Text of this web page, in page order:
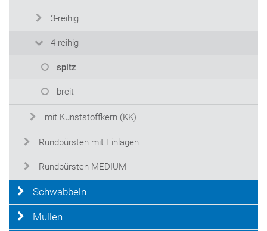
3-reihig
4-reihig
spitz
breit
mit Kunststoffkern (KK)
Rundbürsten mit Einlagen
Rundbürsten MEDIUM
Schwabbeln
Mullen